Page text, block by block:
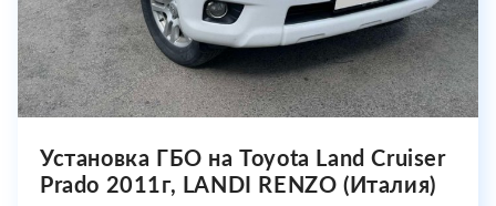
Установка ГБО на Toyota Land Cruiser
Prado 2011г, LANDI RENZO (Италия)